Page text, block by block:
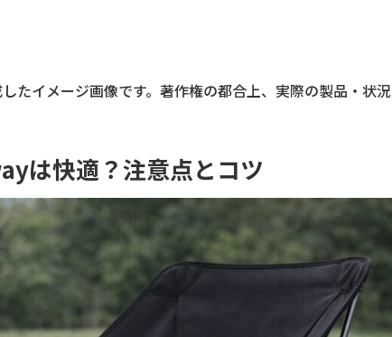
たイメージ画像です。著作権の都合上、実際の製品・状況
は快適？注意点とコツ